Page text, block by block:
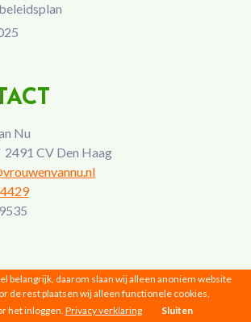
Nu
CV Den Haag
belangrijk, daarom slaan wij alleen anoniem website
de rest plaatsen wij alleen functionele cookies,
het inloggen. Privacy verklaring Sluiten